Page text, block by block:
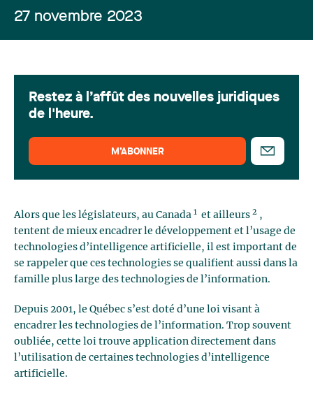
27 novembre 2023
Alors que les législateurs, au Canada 1 et ailleurs 2 ,
tentent de mieux encadrer le développement et l’usage de
technologies d’intelligence artificielle, il est important de
se rappeler que ces technologies se qualifient aussi dans la
famille plus large des technologies de l’information.
Depuis 2001, le Québec s’est doté d’une loi visant à
encadrer les technologies de l’information. Trop souvent
oubliée, cette loi trouve application directement dans
l’utilisation de certaines technologies d’intelligence
artificielle.
Restez à l’affût des nouvelles juridiques
de l'heure.
M’ABONNER